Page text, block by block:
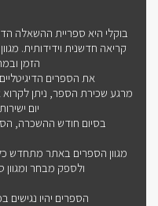
בוקלי היא ספריית ההשאלה
קריאה חדשנית וידידותית.
הזמן
את הספרים
יום
בסיום חודש ההשכרה,
מגוון הספרים באתר מתחדש
ולספק מבחר
הספרים יהיו נגישים